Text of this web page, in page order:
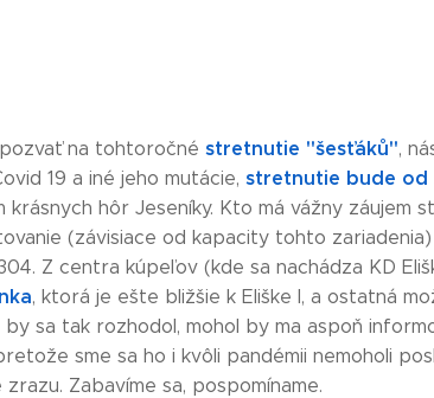
na tohtoročné stretnutie "šesťáků",
19 a iné jeho mutácie, stretnutie bude od
hôr Jeseníky. Kto má vážny záujem
(závisiace od kapacity tohto
Z centra kúpeľov (kde sa nachádza KD
, ktorá je ešte bližšie k Eliške I, a ostatná
sa tak rozhodol, mohol by ma aspoň
sme sa ho i kvôli pandémii nemoholi
Zabavíme sa, pospomíname.